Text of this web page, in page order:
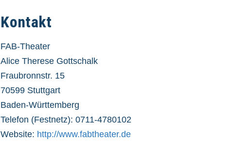
Kontakt
FAB-Theater
Alice Therese Gottschalk
Fraubronnstr. 15
70599 Stuttgart
Baden-Württemberg
Telefon (Festnetz): 0711-4780102
Website: http://www.fabtheater.de